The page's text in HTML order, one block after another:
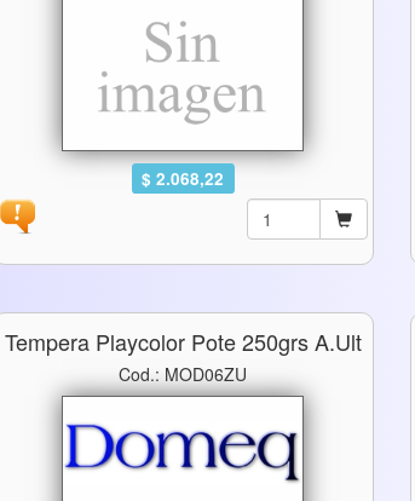
$ 2.068,22
Tempera Playcolor Pote 250grs A.ult
Cod.: MOD06ZU